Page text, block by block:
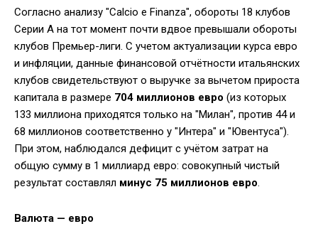
Согласно анализу "Calcio e Finanza", обороты 18 клубов
Серии А на тот момент почти вдвое превышали обороты
клубов Премьер-лиги. С учетом актуализации курса евро
и инфляции, данные финансовой отчётности итальянских
клубов свидетельствуют о выручке за вычетом прироста
капитала в размере 704 миллионов евро (из которых
133 миллиона приходятся только на "Милан", против 44 и
68 миллионов соответственно у "Интера" и "Ювентуса").
При этом, наблюдался дефицит с учётом затрат на
общую сумму в 1 миллиард евро: совокупный чистый
результат составлял минус 75 миллионов евро.
Валюта — евро